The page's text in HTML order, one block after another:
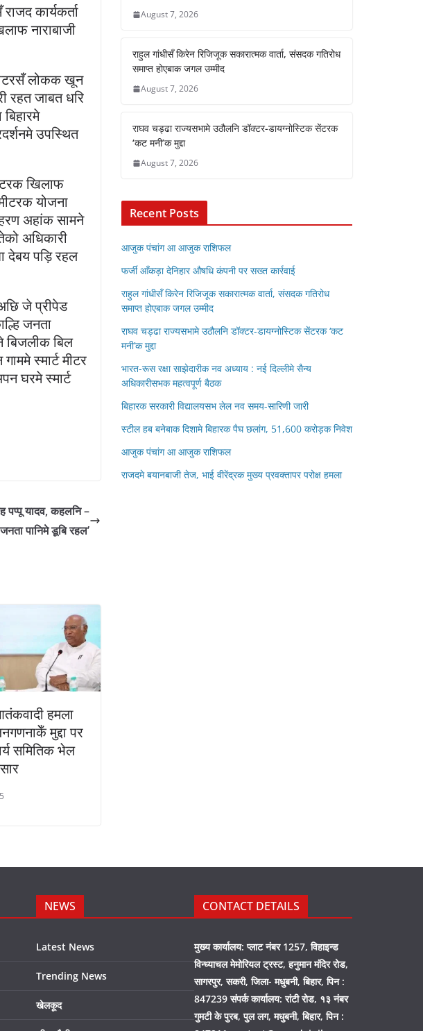
कार्यकर्ता
नाराबाजी
लोकक खून
रहत जाबत धरि
उपस्थित
खिलाफ
योजना
अहांक सामने
अधिकारी
देबय पड़ि रहल
जे प्रीपेड
जनता
बिजलीक बिल
स्मार्ट मीटर
घरमे स्मार्ट
पप्पू यादव, कहलनि –
पानिमे डूबि रहल’
हमला
मुद्दा पर
समितिक भेल
August 7, 2026
राहुल गांधीसँ किरेन रिजिजूक सकारात्मक वार्ता, संसदक गतिरोध
समाप्त होएबाक जगल उम्मीद
August 7, 2026
राघव चड्ढा राज्यसभामे उठौलनि डॉक्टर-डायग्नोस्टिक सेंटरक
‘कट मनी’क मुद्दा
August 7, 2026
Recent Posts
आजुक पंचांग आ आजुक राशिफल
फर्जी आँकड़ा देनिहार औषधि कंपनी पर सख्त कार्रवाई
राहुल गांधीसँ किरेन रिजिजूक सकारात्मक वार्ता, संसदक गतिरोध
समाप्त होएबाक जगल उम्मीद
राघव चड्ढा राज्यसभामे उठौलनि डॉक्टर-डायग्नोस्टिक सेंटरक ‘कट
मनी’क मुद्दा
भारत-रूस रक्षा साझेदारीक नव अध्याय : नई दिल्लीमे सैन्य
अधिकारीसभक महत्वपूर्ण बैठक
बिहारक सरकारी विद्यालयसभ लेल नव समय-सारिणी जारी
स्टील हब बनेबाक दिशामे बिहारक पैघ छलांग, 51,600 करोड़क निवेश
आजुक पंचांग आ आजुक राशिफल
राजदमे बयानबाजी तेज, भाई वीरेंद्रक मुख्य प्रवक्तापर परोक्ष हमला
NEWS
Latest News
Trending News
खेलकूद
CONTACT DETAILS
मुख्य कार्यालय: प्लाट नंबर 1257, विहाइन्ड
विन्ध्याचल मेमोरियल ट्रस्ट, हनुमान मंदिर रोड,
सागरपुर, सकरी, जिला- मधुबनी, बिहार, पिन :
847239 संपर्क कार्यालय: रांटी रोड, १३ नंबर
गुमटी के पुरब, पुल लग, मधुबनी, बिहार, पिन :